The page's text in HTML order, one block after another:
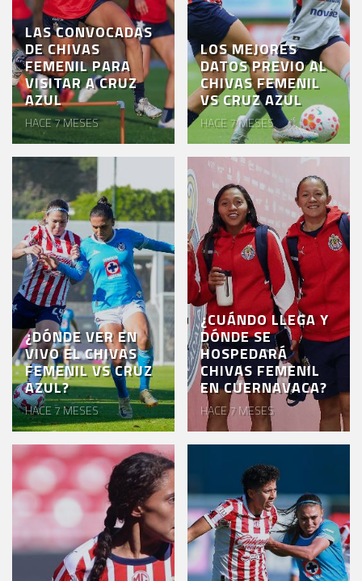
LAS CONVOCADAS
DE CHIVAS
FEMENIL PARA
VISITAR A CRUZ
AZUL
HACE 7 MESES
LOS MEJORES
DATOS PREVIO AL
CHIVAS FEMENIL
VS CRUZ AZUL
HACE 7 MESES
¿DÓNDE VER EN
VIVO EL CHIVAS
FEMENIL VS CRUZ
AZUL?
HACE 7 MESES
¿CUÁNDO LLEGA Y
DÓNDE SE
HOSPEDARÁ
CHIVAS FEMENIL
EN CUERNAVACA?
HACE 7 MESES